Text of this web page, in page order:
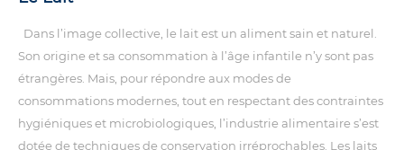
Dans l’image collective, le lait est un aliment sain et naturel.
Son origine et sa consommation à l’âge infantile n’y sont pas
étrangères. Mais, pour répondre aux modes de
consommations modernes, tout en respectant des contraintes
hygiéniques et microbiologiques, l’industrie alimentaire s’est
dotée de techniques de conservation irréprochables. Les laits